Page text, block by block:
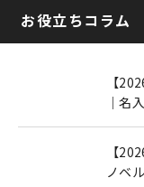
お役立ちコラム
【
｜名
【
ノベ